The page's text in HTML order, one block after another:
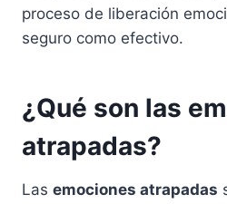
proceso de liberación
seguro como efectivo.
¿Qué son las
atrapadas?
Las emociones atrapadas